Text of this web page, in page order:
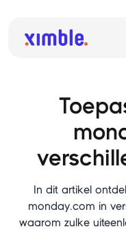
In dit artikel
monday.com in
waarom zulke